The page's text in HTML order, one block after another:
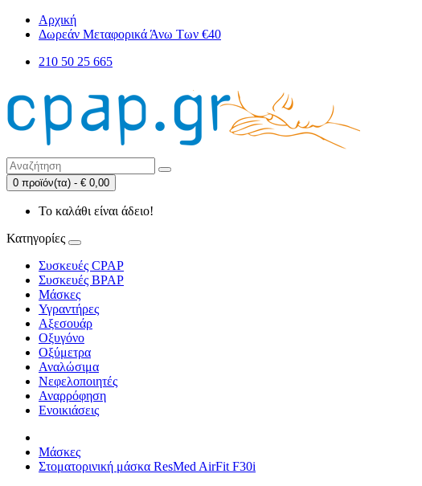
Αρχική
Δωρεάν Μεταφορικά Άνω Των €40
210 50 25 665
0 προϊόν(τα) - € 0,00
Το καλάθι είναι άδειο!
Κατηγορίες
Συσκευές CPAP
Συσκευές BPAP
Μάσκες
Υγραντήρες
Αξεσουάρ
Οξυγόνο
Οξύμετρα
Αναλώσιμα
Νεφελοποιητές
Αναρρόφηση
Ενοικιάσεις
Μάσκες
Στοματορινική μάσκα ResMed AirFit F30i